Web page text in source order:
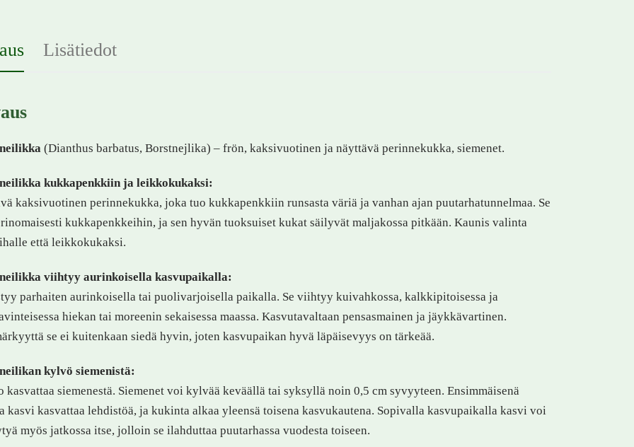
Lisätiedot
(Dianthus barbatus, Borstnejlika) – frön, kaksivuotinen ja näyttävä perinnekukka, siemenet.
kukkapenkkiin ja leikkokukaksi:
kaksivuotinen perinnekukka, joka tuo kukkapenkkiin runsasta väriä ja vanhan ajan puutarhatunnelmaa. Se
kukkapenkkeihin, ja sen hyvän tuoksuiset kukat säilyvät maljakossa pitkään. Kaunis valinta
että leikkokukaksi.
viihtyy aurinkoisella kasvupaikalla:
parhaiten aurinkoisella tai puolivarjoisella paikalla. Se viihtyy kuivahkossa, kalkkipitoisessa ja
hiekan tai moreenin sekaisessa maassa. Kasvutavaltaan pensasmainen ja jäykkävartinen.
se ei kuitenkaan siedä hyvin, joten kasvupaikan hyvä läpäisevyys on tärkeää.
kylvö siemenistä:
kasvattaa siemenestä. Siemenet voi kylvää keväällä tai syksyllä noin 0,5 cm syvyyteen. Ensimmäisenä
kasvi kasvattaa lehdistöä, ja kukinta alkaa yleensä toisena kasvukautena. Sopivalla kasvupaikalla kasvi voi
myös jatkossa itse, jolloin se ilahduttaa puutarhassa vuodesta toiseen.